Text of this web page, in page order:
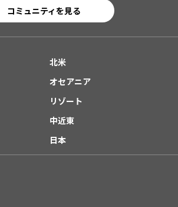
コミュニティを見る
北米
オセアニア
リゾート
中近東
日本